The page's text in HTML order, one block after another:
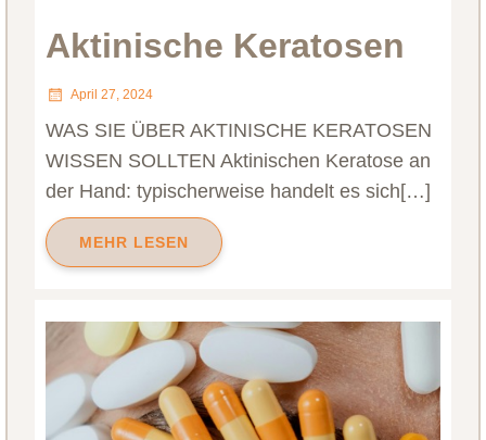
Aktinische Keratosen
April 27, 2024
WAS SIE ÜBER AKTINISCHE KERATOSEN
WISSEN SOLLTEN Aktinischen Keratose an
der Hand: typischerweise handelt es sich[…]
MEHR LESEN